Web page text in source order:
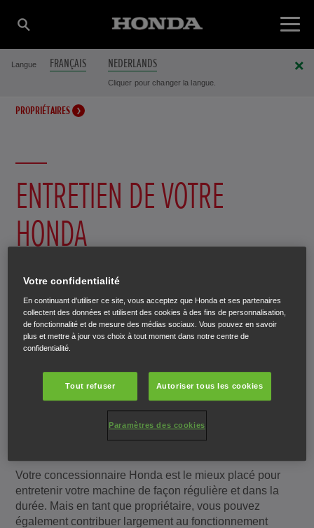
Langue FRANÇAIS NEDERLANDS
Cliquer pour changer la langue.
PROPRIÉTAIRES
ENTRETIEN DE VOTRE
HONDA
Avec des soins attentionnés, votre Honda durera plus
longtemps encore.
Centre de Sevice et
Votre concessionnaire Honda est le mieux placé pour
entretenir votre machine de façon régulière et dans la
durée. Mais en tant que propriétaire, vous pouvez
également contribuer largement au fonctionnement
Votre confidentialité
En continuant d'utiliser ce site, vous acceptez que Honda et ses partenaires
collectent des données et utilisent des cookies à des fins de personnalisation,
de fonctionnalité et de mesure des médias sociaux. Vous pouvez en savoir
plus et mettre à jour vos choix à tout moment dans notre centre de
confidentialité.
Tout refuser Autoriser tous les cookies
Paramètres des cookies